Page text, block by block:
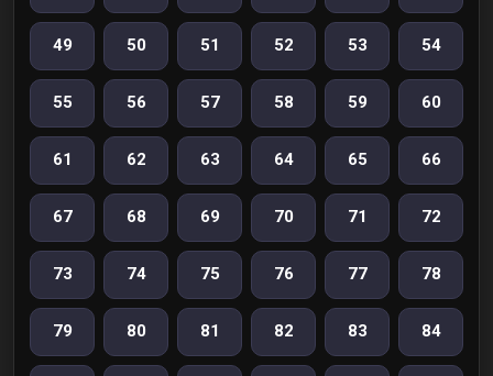
49 50 51 52 53 54
55 56 57 58 59 60
61 62 63 64 65 66
67 68 69 70 71 72
73 74 75 76 77 78
79 80 81 82 83 84